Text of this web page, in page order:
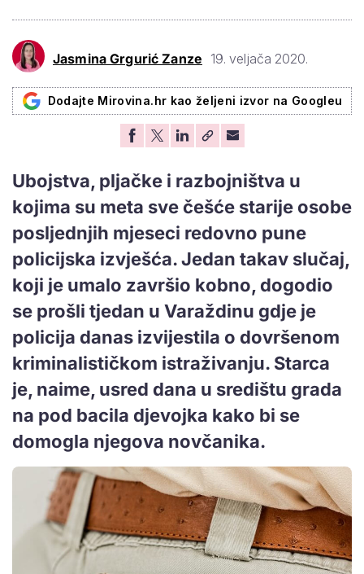
Jasmina Grgurić Zanze 19. veljača 2020.
Dodajte Mirovina.hr kao željeni izvor na Googleu
Ubojstva, pljačke i razbojništva u
kojima su meta sve češće starije osobe
posljednjih mjeseci redovno pune
policijska izvješća. Jedan takav slučaj,
koji je umalo završio kobno, dogodio
se prošli tjedan u Varaždinu gdje je
policija danas izvijestila o dovršenom
kriminalističkom istraživanju. Starca
je, naime, usred dana u središtu grada
na pod bacila djevojka kako bi se
domogla njegova novčanika.